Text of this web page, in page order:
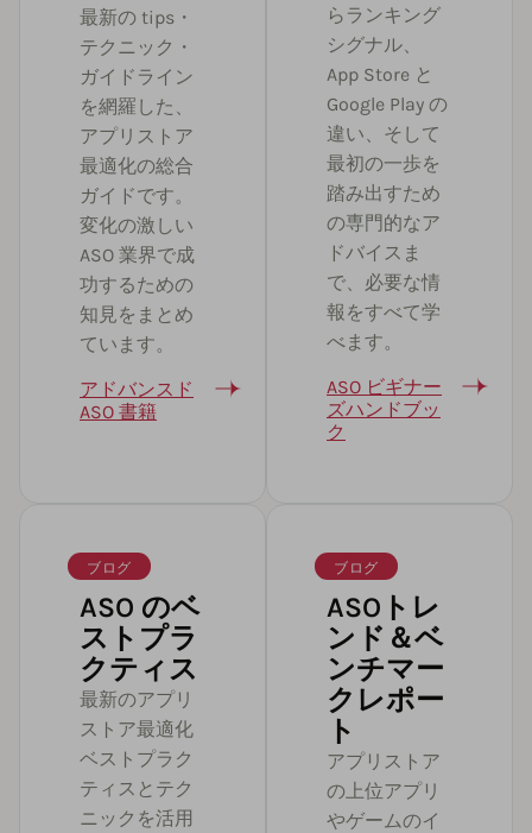
最新の tips・
テクニック・
ガイドライン
を網羅した、
アプリストア
最適化の総合
ガイドです。
変化の激しい
ASO 業界で成
功するための
知見をまとめ
ています。
アドバンスド
ASO 書籍
らランキング
シグナル、
App Store と
Google Play の
違い、そして
最初の一歩を
踏み出すため
の専門的なア
ドバイスま
で、必要な情
報をすべて学
べます。
ASO ビギナー
ズハンドブッ
ク
ブログ
ASO のベ
ストプラ
クティス
最新のアプリ
ストア最適化
ベストプラク
ティスとテク
ニックを活用
ブログ
ASOトレ
ンド＆ベ
ンチマー
クレポー
ト
アプリストア
の上位アプリ
やゲームのイ